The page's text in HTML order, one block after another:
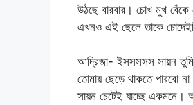
উঠছে বারবার। চোখ মুখ
এখনও এই ছেলে তাকে
আদ্রিজা- ইসসসসস সায়ন
তোমায় ছেড়ে থাকতে পারবো
সায়ন চেটেই যাচ্ছে